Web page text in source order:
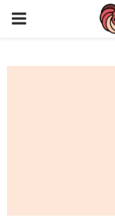
PRIMARY